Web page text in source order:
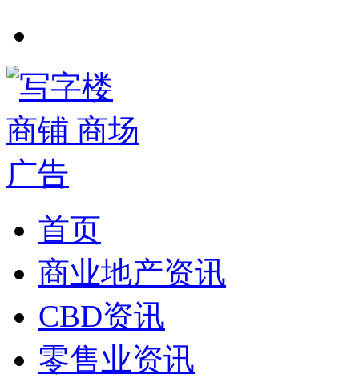
首页
商业地产资讯
CBD资讯
零售业资讯